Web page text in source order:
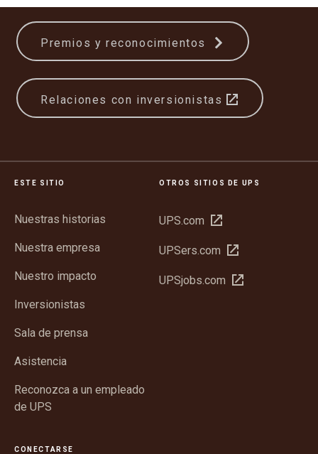
Premios y reconocimientos
Relaciones con inversionistas
ESTE SITIO
Nuestras historias
Nuestra empresa
Nuestro impacto
Inversionistas
Sala de prensa
Asistencia
Reconozca a un empleado
de UPS
OTROS SITIOS DE UPS
UPS.com Abrir
una
nueva
UPSers.com Abrir
una
UPSjobs.com Abrir
CONECTARSE